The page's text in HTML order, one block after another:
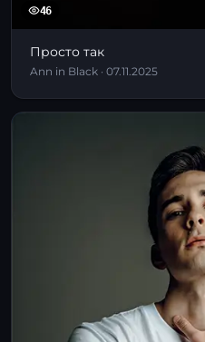
46
Просто так
Ann in Black · 07.11.2025